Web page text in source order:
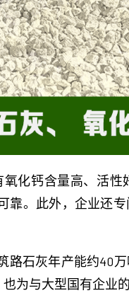
化钙含量高、活
。此外，企业还
石灰年产能约40
为与大型国有企业